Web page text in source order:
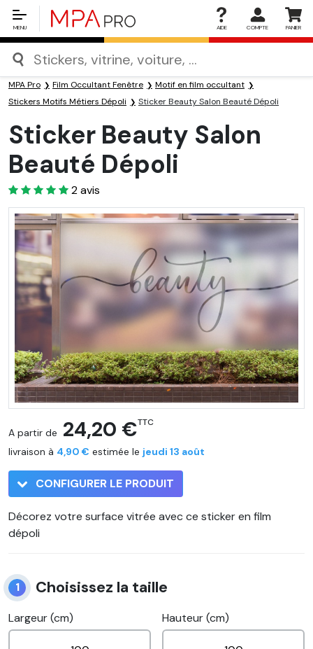
MENU AIDE COMPTE PANIER
MPA Pro Film Occultant Fenêtre
Motif en film occultant
Stickers Motifs Métiers Dépoli
Sticker Beauty Salon Beauté Dépoli
Sticker Beauty Salon
Beauté Dépoli
5
2avis
A partir de 24,20 €TTC
livraison à 4,90 € estimée le jeudi 13 août
CONFIGURER LE PRODUIT
Décorez votre surface vitrée avec ce sticker en film
dépoli
1 Choisissez la taille
Largeur (cm) Hauteur (cm)